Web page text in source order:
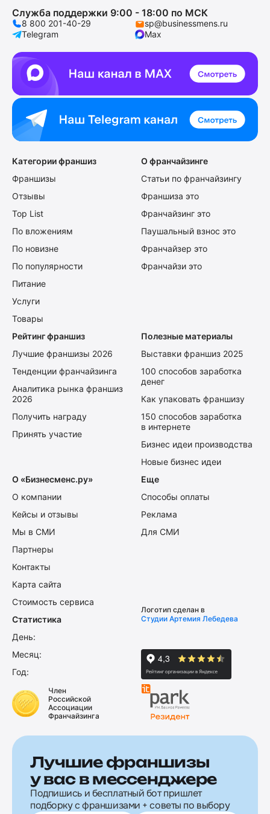
Служба поддержки 9:00 - 18:00 по МСК
8 800 201-40-29
sp@businessmens.ru
Telegram
Max
Категории франшиз
Франшизы
Отзывы
Top List
По вложениям
По новизне
По популярности
Питание
Услуги
Товары
О франчайзинге
Статьи по франчайзингу
Франшиза это
Франчайзинг это
Паушальный взнос это
Франчайзер это
Франчайзи это
Рейтинг франшиз
Лучшие франшизы 2026
Тенденции франчайзинга
Аналитика рынка франшиз
2026
Получить награду
Принять участие
Полезные материалы
Выставки франшиз 2025
100 способов заработка
денег
Как упаковать франшизу
150 способов заработка
в интернете
Бизнес идеи производства
Новые бизнес идеи
О «Бизнесменс.ру»
О компании
Кейсы и отзывы
Мы в СМИ
Партнеры
Контакты
Карта сайта
Стоимость сервиса
Еще
Способы оплаты
Реклама
Для СМИ
Статистика
День:
Месяц:
Год:
Логотип сделан в
Студии Артемия Лебедева
Член
Российской
Ассоциации
Франчайзинга
Лучшие франшизы
у вас в мессенджере
Подпишись и бесплатный бот пришлет
подборку с франшизами + советы по выбору